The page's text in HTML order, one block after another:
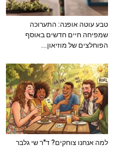
טבע עוטה אופנה: התערוכה
שמפיחה חיים חדשים באוסף
הפוחלצים של מוזיאון...
למה אנחנו צוחקים? ד"ר שי גלבר